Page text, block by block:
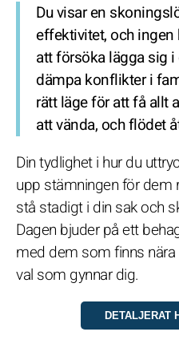
Du visar en
effektivitet, och
att försöka lägga sig
dämpa konflikter i
rätt läge för att få allt
att vända, och flödet
Din tydlighet i hur du
upp stämningen för dem
stå stadigt i din sak och
Dagen bjuder på ett
med dem som finns
val som gynnar dig.